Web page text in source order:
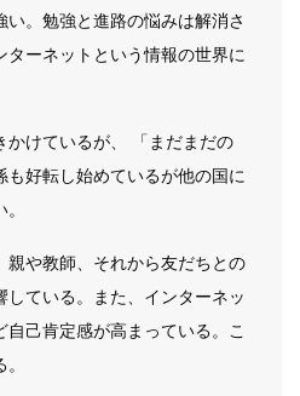
。勉強と進路の悩みは解消さ
ーネットという情報の世界に
かけているが、 「まだまだの
好転し始めているが他の国に
親や教師、それから友だちとの
ている。また、インターネッ
自己肯定感が高まっている。こ